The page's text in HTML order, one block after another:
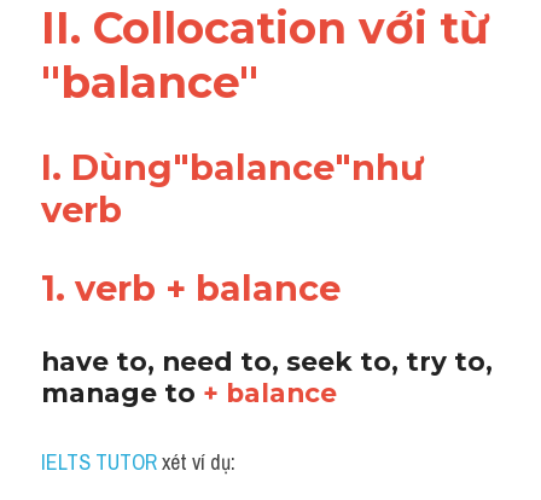
Reading
Vocabulary
II. Collocation với từ
"balance"
I. Dùng"balance"như
verb
1. verb + balance
have to, need to, seek to, try to,
manage to + balance
IELTS TUTOR xét ví dụ: